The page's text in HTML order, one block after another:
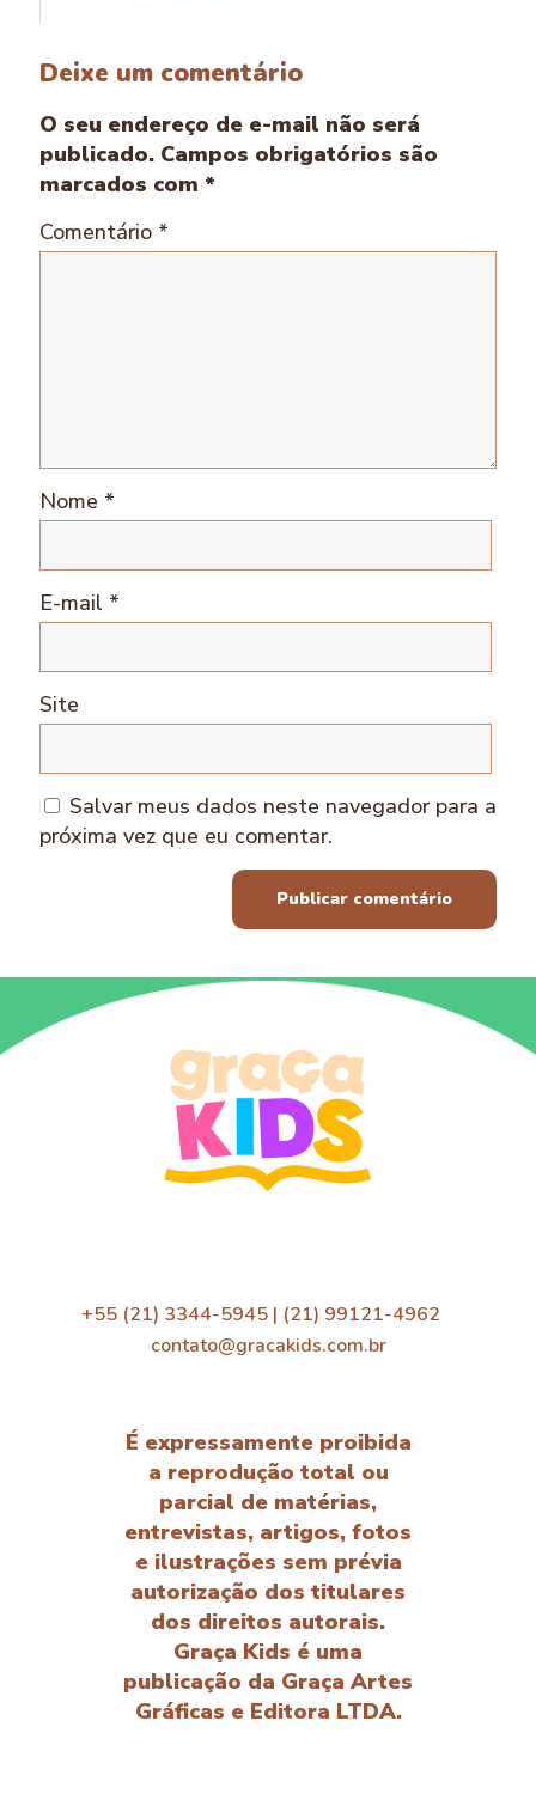
Deixe um comentário
O seu endereço de e-mail não será
publicado. Campos obrigatórios são
marcados com *
Comentário *
Nome *
E-mail *
Site
Salvar meus dados neste navegador para a
próxima vez que eu comentar.
+55 (21) 3344-5945 | (21) 99121-4962
contato@gracakids.com.br
É expressamente proibida
a reprodução total ou
parcial de matérias,
entrevistas, artigos, fotos
e ilustrações sem prévia
autorização dos titulares
dos direitos autorais.
Graça Kids é uma
publicação da Graça Artes
Gráficas e Editora LTDA.